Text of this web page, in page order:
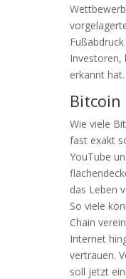
Investoren,
erkannt hat.
Bitcoin
Wie viele
fast exakt
YouTube
das Leben
So viele
Chain
Internet
vertrauen.
soll jetzt